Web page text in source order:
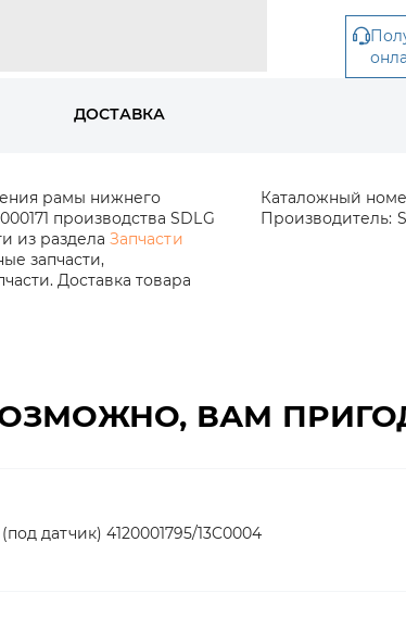
ДОСТАВКА
рамы нижнего
производства SDLG
из разделаЗапчасти
запчасти,
Доставка товара
Каталожный
Производитель:
ВАМ
датчик) 4120001795/13C0004